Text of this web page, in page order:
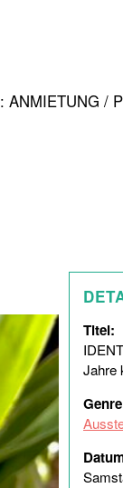
ANMIETUNG /
Titel:
Jahre